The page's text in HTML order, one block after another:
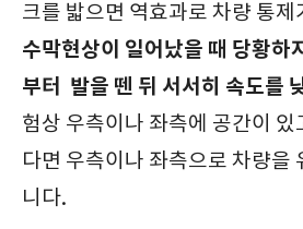
크를 밟으면 역효과로 차량 통
수막현상이 일어났을 때 당황하
부터 발을 뗀 뒤 서서히 속도를
험상 우측이나 좌측에 공간이 있
다면 우측이나 좌측으로 차량을
니다.